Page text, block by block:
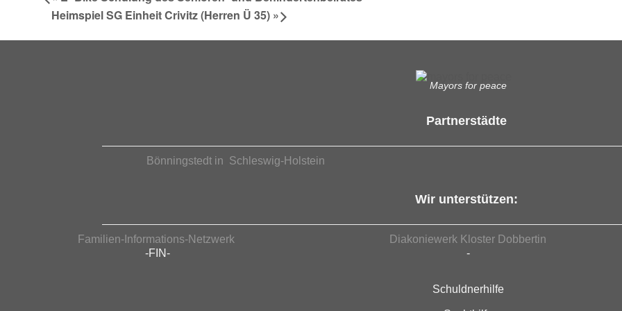
Heimspiel SG Einheit Crivitz (Herren Ü 35) »
Mayors for peace
Partnerstädte
Bönningstedt in Schleswig-Holstein
Wir unterstützen:
Familien-Informations-Netzwerk
-FIN-
Diakoniewerk Kloster Dobbertin
-
Schuldnerhilfe